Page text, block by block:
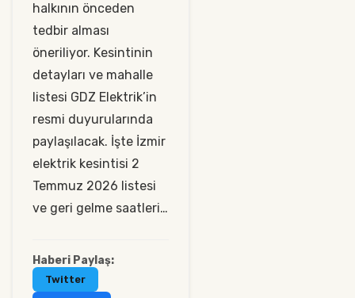
halkının önceden
tedbir alması
öneriliyor. Kesintinin
detayları ve mahalle
listesi GDZ Elektrik’in
resmi duyurularında
paylaşılacak. İşte İzmir
elektrik kesintisi 2
Temmuz 2026 listesi
ve geri gelme saatleri…
Haberi Paylaş:
Twitter